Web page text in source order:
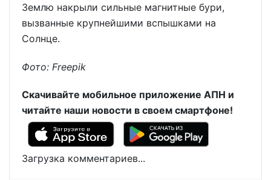
Землю накрыли сильные магнитные бури,
вызванные крупнейшими вспышками на
Солнце.
Фото: Freepik
Скачивайте мобильное приложение АПН и
читайте наши новости в своем смартфоне!
Загрузка комментариев...